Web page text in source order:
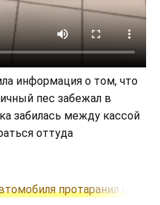
информация о том, что
пес забежал в
забилась между кассой
оттуда
протаранил